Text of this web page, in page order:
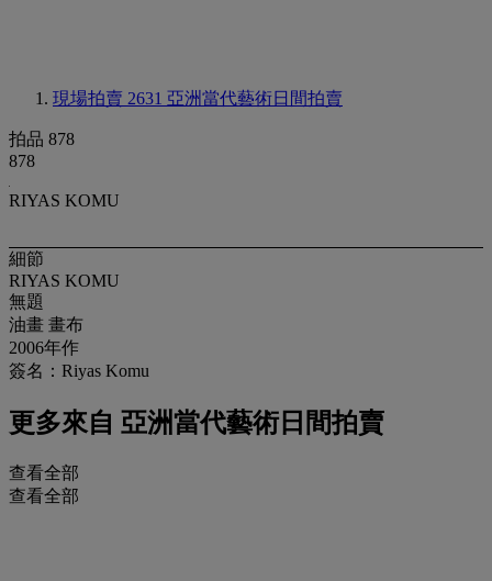
現場拍賣 2631 亞洲當代藝術日間拍賣
拍品 878
878
RIYAS KOMU
細節
RIYAS KOMU
無題
油畫 畫布
2006年作
簽名：Riyas Komu
更多來自 亞洲當代藝術日間拍賣
查看全部
查看全部